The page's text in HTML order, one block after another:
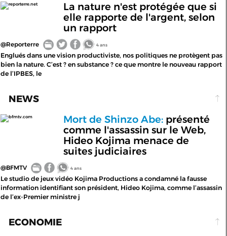
reporterre.net
La nature n'est protégée que si
elle rapporte de l'argent, selon
un rapport
@Reporterre 4 ans
Englués dans une vision productiviste, nos politiques ne protègent pas
bien la nature. C’est ? en substance ? ce que montre le nouveau rapport
de l’IPBES, le
NEWS
bfmtv.com Mort de Shinzo Abe:présenté
comme l'assassin sur le Web,
Hideo Kojima menace de
suites judiciaires
@BFMTV 4 ans
Le studio de jeux vidéo Kojima Productions a condamné la fausse
information identifiant son président, Hideo Kojima, comme l’assassin
de l’ex-Premier ministre j
ECONOMIE